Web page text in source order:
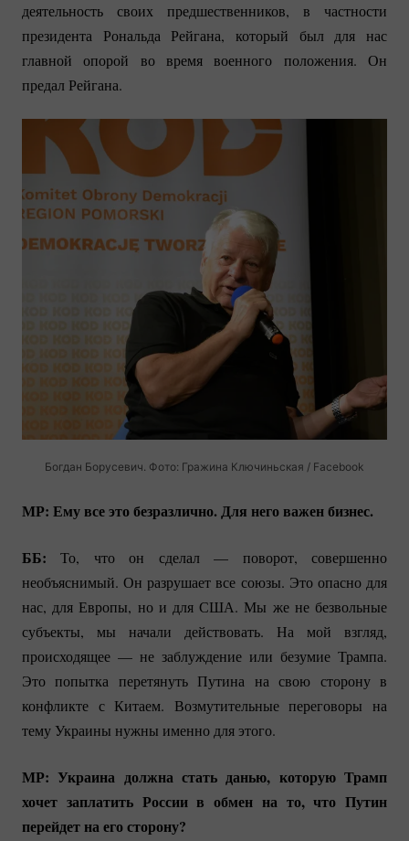
деятельность своих предшественников, в частности
президента Рональда Рейгана, который был для нас
главной опорой во время военного положения. Он
предал Рейгана.
Богдан Борусевич. Фото: Гражина Ключиньская / Facebook
МР: Ему все это безразлично. Для него важен бизнес.
ББ: То, что он сделал — поворот, совершенно
необъяснимый. Он разрушает все союзы. Это опасно для
нас, для Европы, но и для США. Мы же не безвольные
субъекты, мы начали действовать. На мой взгляд,
происходящее — не заблуждение или безумие Трампа.
Это попытка перетянуть Путина на свою сторону в
конфликте с Китаем. Возмутительные переговоры на
тему Украины нужны именно для этого.
МР: Украина должна стать данью, которую Трамп
хочет заплатить России в обмен на то, что Путин
перейдет на его сторону?